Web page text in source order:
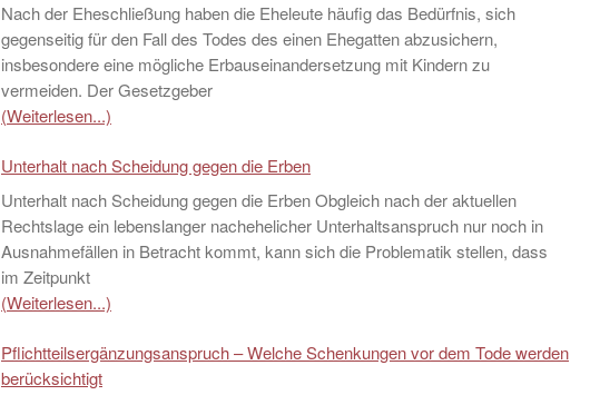
Nach der Eheschließung haben die Eheleute häufig das Bedürfnis, sich
gegenseitig für den Fall des Todes des einen Ehegatten abzusichern,
insbesondere eine mögliche Erbauseinandersetzung mit Kindern zu
vermeiden. Der Gesetzgeber
(Weiterlesen...)
Unterhalt nach Scheidung gegen die Erben
Unterhalt nach Scheidung gegen die Erben Obgleich nach der aktuellen
Rechtslage ein lebenslanger nachehelicher Unterhaltsanspruch nur noch in
Ausnahmefällen in Betracht kommt, kann sich die Problematik stellen, dass
im Zeitpunkt
(Weiterlesen...)
Pflichtteilsergänzungsanspruch – Welche Schenkungen vor dem Tode werden
berücksichtigt